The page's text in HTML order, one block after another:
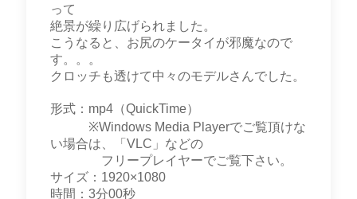
って
絶景が繰り広げられました。
こうなると、お尻のケータイが邪魔なので
す。。。
クロッチも透けて中々のモデルさんでした。
形式：mp4（QuickTime）
※Windows Media Playerでご覧頂けな
い場合は、「VLC」などの
フリープレイヤーでご覧下さい。
サイズ：1920×1080
時間：3分00秒